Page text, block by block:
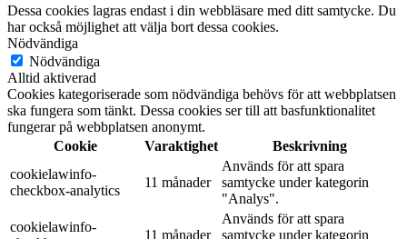
Dessa cookies lagras endast i din webbläsare med ditt samtycke. Du
har också möjlighet att välja bort dessa cookies.
Nödvändiga
Nödvändiga
Alltid aktiverad
Cookies kategoriserade som nödvändiga behövs för att webbplatsen
ska fungera som tänkt. Dessa cookies ser till att basfunktionalitet
fungerar på webbplatsen anonymt.
Cookie
Varaktighet
Beskrivning
cookielawinfo-
checkbox-analytics
11 månader
Används för att spara
samtycke under kategorin
"Analys".
cookielawinfo-
11 månader
Används för att spara
samtycke under kategorin